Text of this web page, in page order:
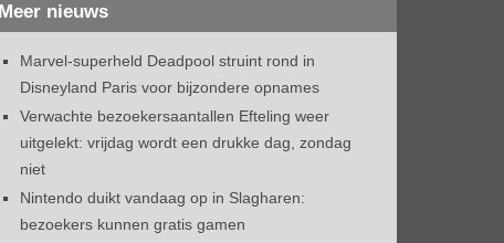
Meer nieuws
Marvel-superheld Deadpool struint rond in
Disneyland Paris voor bijzondere opnames
Verwachte bezoekersaantallen Efteling weer
uitgelekt: vrijdag wordt een drukke dag, zondag
niet
Nintendo duikt vandaag op in Slagharen:
bezoekers kunnen gratis gamen